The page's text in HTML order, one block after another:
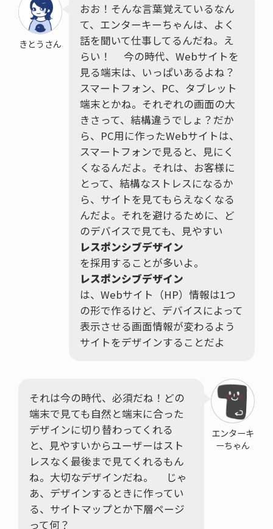
きとうさん
おお！そんな言葉覚えているなん
て、エンターキーちゃんは、よく
話を聞いて仕事してるんだね。え
らい！ 今の時代、Webサイトを
見る端末は、いっぱいあるよね？
スマートフォン、PC、タブレット
端末とかね。それぞれの画面の大
きさって、結構違うでしょ？だか
ら、PC用に作ったWebサイトは、
スマートフォンで見ると、見にく
くなるんだよ。それは、お客様に
とって、結構なストレスになるか
ら、サイトを見てもらえなくなる
んだよ。それを避けるために、ど
のデバイスで見ても、見やすい
レスポンシブデザイン
を採用することが多いよ。
レスポンシブデザイン
は、Webサイト（HP）情報は1つ
の形で作るけど、デバイスによって
表示させる画面情報が変わるよう
サイトをデザインすることだよ
それは今の時代、必須だね！どの
端末で見ても自然と端末に合った
デザインに切り替わってくれる
と、見やすいからユーザーはスト
レスなく最後まで見てくれるもん
ね。大切なデザインだね。 じゃ
あ、デザインするときに作ってい
る、サイトマップとか下層ページ
って何？
エンターキ
ーちゃん